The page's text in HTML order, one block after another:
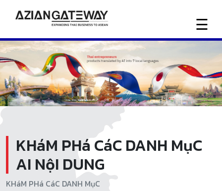
☰
Trang
chủ
Tin
Liên
hệ
chúng
tôi
KHáM PHá CáC DANH MụC
AI NộI DUNG
KHáM PHá CáC DANH MụC